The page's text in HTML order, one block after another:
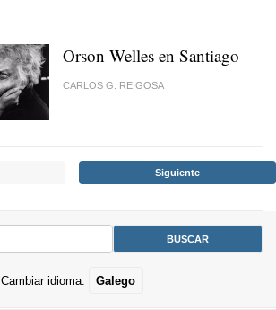
Orson Welles en Santiago
CARLOS G. REIGOSA
Siguiente
Cambiar idioma: Galego